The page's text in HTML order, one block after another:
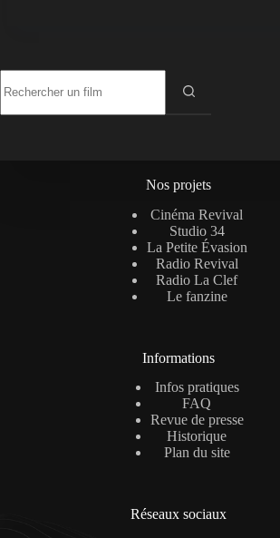
résultat
Nos projets
Cinéma Revival
Studio 34
La Petite Évasion
Radio Revival
Radio La Clef
Le fanzine
Informations
Infos pratiques
FAQ
Revue de presse
Historique
Plan du site
Réseaux sociaux